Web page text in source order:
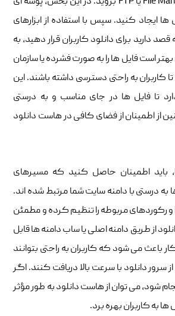
ایجاد کنید. سپس با استفاده از ابزارهای
دارید برای دانلود کاربران قرار دهید، به
است فایل ها را به صورت فشرده یا سازمان
کاربران به راحتی دسترسی داشته باشند. این
تا فایل ها در جای مناسب و به درستی
از اطمینان از فضای کافی در هاست دانلود
باید اطمینان حاصل کنید که مسیرهای
به درستی با دامنه سایت شما مرتبط شده اند.
برای این کار، باید DNS و رکوردهای مربوطه را تنظیم کرده و مطمئن
از طریق دامنه اصلی یا ساب دامنه ها قابل
باعث می شود که کاربران به راحتی بتوانند
سرور دانلود با سرعت بالا دریافت کنند. اگر
شود، می توان از هاست دانلود به طور مؤثر
ها به کاربران بهره برد.